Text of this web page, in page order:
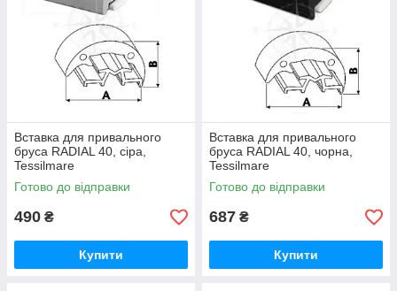
Вставка для привального
бруса RADIAL 40, сіра,
Tessilmare
Готово до відправки
490 ₴
Купити
Вставка для привального
бруса RADIAL 40, чорна,
Tessilmare
Готово до відправки
687 ₴
Купити